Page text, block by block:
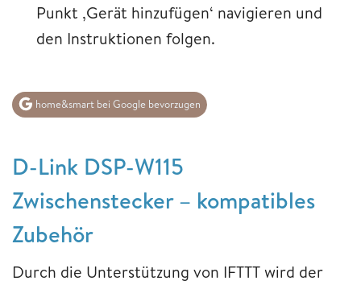
Punkt ‚Gerät hinzufügen‘ navigieren und
den Instruktionen folgen.
home&smart bei Google bevorzugen
D-Link DSP-W115
Zwischenstecker – kompatibles
Zubehör
Durch die Unterstützung von IFTTT wird der